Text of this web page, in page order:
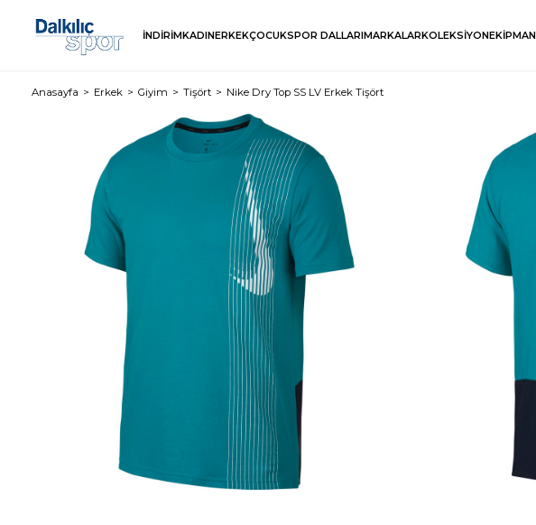
İNDİRİMKADINERKEKÇOCUKSPOR DALLARIMARKALARKOLEKSİYONEKİPMAN
Anasayfa Erkek Giyim Tişört Nike Dry Top SS LV Erkek Tişört